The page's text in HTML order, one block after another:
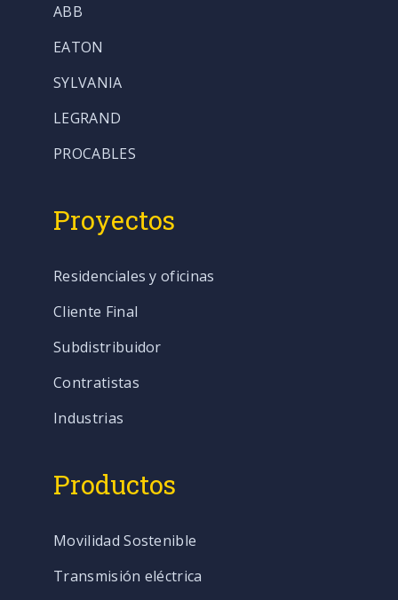
ABB
EATON
SYLVANIA
LEGRAND
PROCABLES
Proyectos
Residenciales y oficinas
Cliente Final
Subdistribuidor
Contratistas
Industrias
Productos
Movilidad Sostenible
Transmisión eléctrica